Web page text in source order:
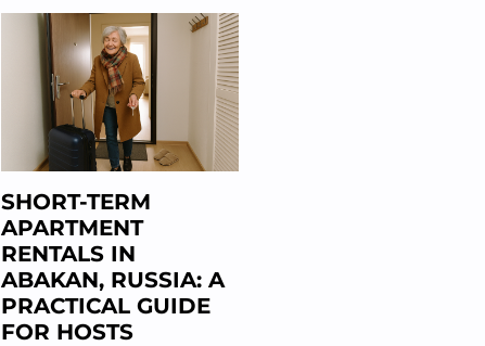
SHORT-TERM
APARTMENT
RENTALS IN
ABAKAN, RUSSIA: A
PRACTICAL GUIDE
FOR HOSTS